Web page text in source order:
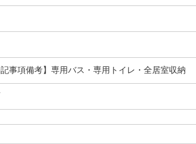
項備考】専用バス・専用トイレ・全居室収納